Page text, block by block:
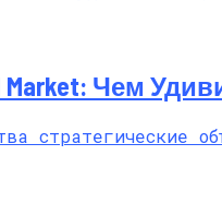
Чем